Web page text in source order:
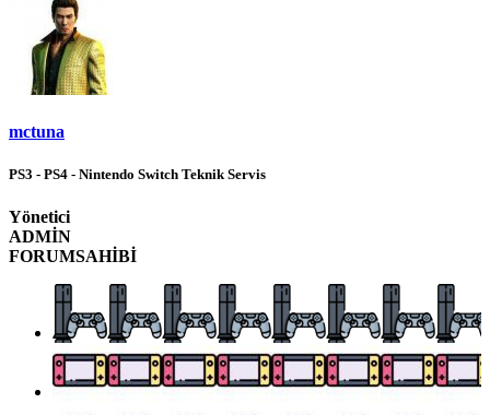
mctuna
PS3 - PS4 - Nintendo Switch Teknik Servis
Yönetici
ADMİN
FORUMSAHİBİ